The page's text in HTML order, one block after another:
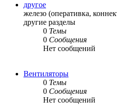
другое
железо (оперативка,
другие разделы
0 Темы
0 Сообщения
Нет сообщений
Вентиляторы
0 Темы
0 Сообщения
Нет сообщений